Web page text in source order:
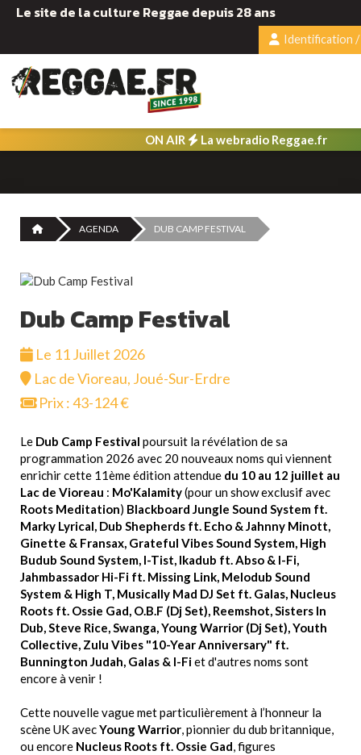
Le site de la culture Reggae depuis 28 ans
Identification
ON AIR La webradio Reggae.fr
AGENDA DUB CAMP FESTIVAL
Dub Camp Festival
Le 11 Juillet 2026
Lac de Vioreau, Joué-Sur-Erdre
Prix : 43-124 €
Le Dub Camp Festival poursuit la révélation de sa
programmation 2026 avec 20 nouveaux noms qui viennent
enrichir cette 11ème édition attendue du 10 au 12 juillet au
Lac de Vioreau : Mo'Kalamity(pour un show exclusif avec
Roots Meditation) Blackboard Jungle Sound System ft.
Marky Lyrical, Dub Shepherds ft. Echo & Jahnny Minott,
Ginette & Fransax, Grateful Vibes Sound System, High
Budub Sound System, I-Tist, Ikadub ft. Abso & I-Fi,
Jahmbassador Hi-Fi ft. Missing Link, Melodub Sound
System & High T, Musically Mad DJ Set ft. Galas, Nucleus
Roots ft. Ossie Gad, O.B.F (Dj Set), Reemshot, Sisters In
Dub, Steve Rice, Swanga, Young Warrior (Dj Set), Youth
Collective, Zulu Vibes "10-Year Anniversary" ft.
Bunnington Judah, Galas & I-Fiet d'autres noms sont
encore à venir !
Cette nouvelle vague met particulièrement à l’honneur la
scène UK avecYoung Warrior, pionnier du dub britannique,
ou encore Nucleus Roots ft. Ossie Gad, figures